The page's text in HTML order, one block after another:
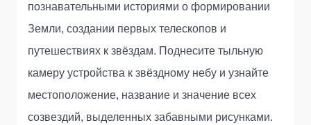
познавательными историями о формировании
Земли, создании первых телескопов и
путешествиях к звёздам. Поднесите тыльную
камеру устройства к звёздному небу и узнайте
местоположение, название и значение всех
созвездий, выделенных забавными рисунками.